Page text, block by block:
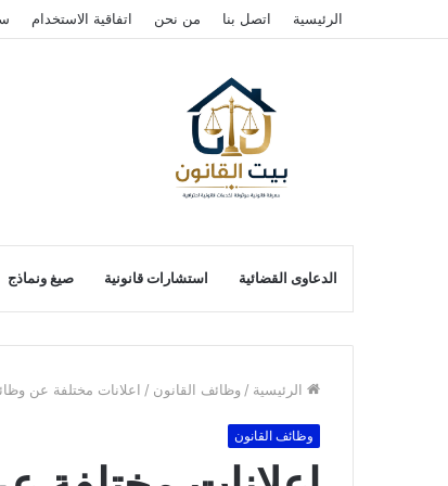
الرئيسية اتصل بنا من نحن اتفاقية الاستخدام
الدعاوى القضائية استشارات قانونية صيغ ونماذج
الرئيسية / وظائف القانون / اعلانات مختلفة عن
وظائف القانون